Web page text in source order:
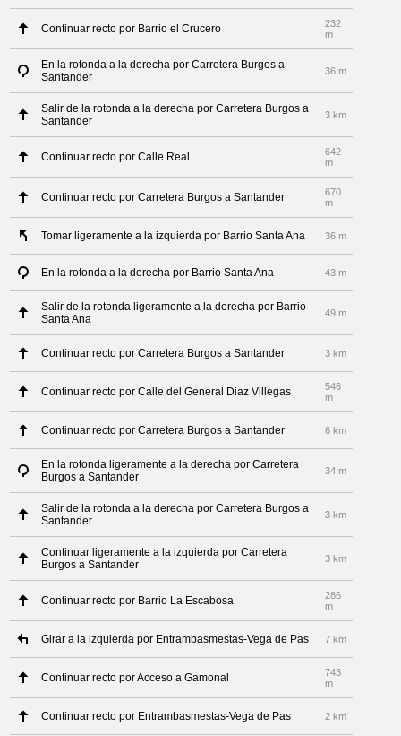
Continuar recto por Barrio el Crucero
232
m
En la rotonda a la derecha por Carretera Burgos a
Santander
36 m
Salir de la rotonda a la derecha por Carretera Burgos a
Santander
3 km
Continuar recto por Calle Real
642
m
Continuar recto por Carretera Burgos a Santander
670
m
Tomar ligeramente a la izquierda por Barrio Santa Ana 36 m
En la rotonda a la derecha por Barrio Santa Ana 43 m
Salir de la rotonda ligeramente a la derecha por Barrio
Santa Ana
49 m
Continuar recto por Carretera Burgos a Santander 3 km
Continuar recto por Calle del General Diaz Villegas
546
m
Continuar recto por Carretera Burgos a Santander 6 km
En la rotonda ligeramente a la derecha por Carretera
Burgos a Santander
34 m
Salir de la rotonda a la derecha por Carretera Burgos a
Santander
3 km
Continuar ligeramente a la izquierda por Carretera
Burgos a Santander
3 km
Continuar recto por Barrio La Escabosa
286
m
Girar a la izquierda por Entrambasmestas-Vega de Pas 7 km
Continuar recto por Acceso a Gamonal
743
m
Continuar recto por Entrambasmestas-Vega de Pas 2 km